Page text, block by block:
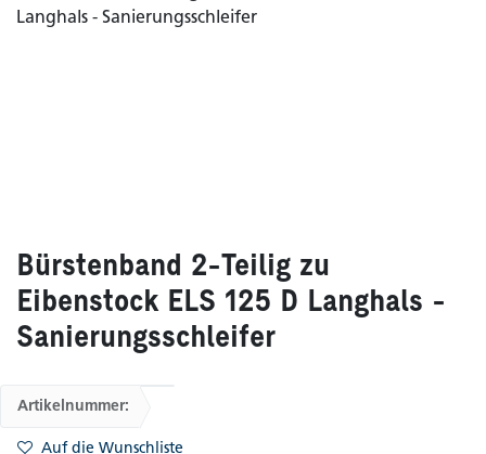
Bürstenband 2-Teilig zu
Eibenstock ELS 125 D Langhals -
Sanierungsschleifer
Artikelnummer:
Auf die Wunschliste